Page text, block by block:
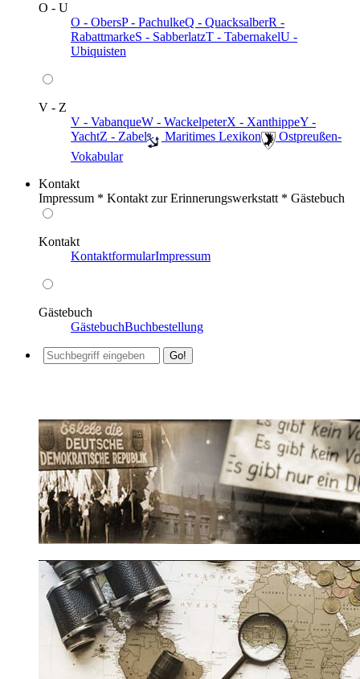
O - U
O - ObersP - PachulkeQ - QuacksalberR -
RabattmarkeS - SabberlatzT - TabernakelU -
Ubiquisten
V - Z
V - VabanqueW - WackelpeterX - XanthippeY -
YachtZ - Zabel ️ Maritimes Lexikon
️ Ostpreußen-
Vokabular
Kontakt
Impressum * Kontakt zur Erinnerungswerkstatt * Gästebuch
Kontakt
KontaktformularImpressum
Gästebuch
GästebuchBuchbestellung